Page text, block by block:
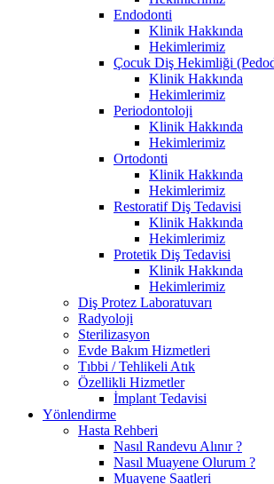
Endodonti
Klinik Hakkında
Hekimlerimiz
Çocuk Diş Hekimliği
Klinik Hakkında
Hekimlerimiz
Periodontoloji
Klinik Hakkında
Hekimlerimiz
Ortodonti
Klinik Hakkında
Hekimlerimiz
Restoratif Diş Tedavisi
Klinik Hakkında
Hekimlerimiz
Protetik Diş Tedavisi
Klinik Hakkında
Hekimlerimiz
Diş Protez Laboratuvarı
Radyoloji
Sterilizasyon
Evde Bakım Hizmetleri
Tıbbi / Tehlikeli Atık
Özellikli Hizmetler
İmplant Tedavisi
Yönlendirme
Hasta Rehberi
Nasıl Randevu Alınır ?
Nasıl Muayene Olurum ?
Muayene Saatleri